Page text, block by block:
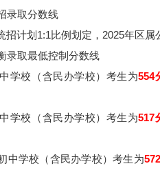
录取分数线
招计划1:1比例划定，2025年区
录取最低控制分数线
学校（含民办学校）考生为554
学校（含民办学校）考生为517
中学校（含民办学校）考生为